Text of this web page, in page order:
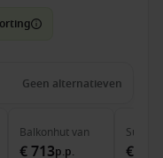
Geen alternatieven
Balkonhutvan
€ 713p.p.
Suite
€